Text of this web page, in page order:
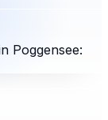
Poggensee: